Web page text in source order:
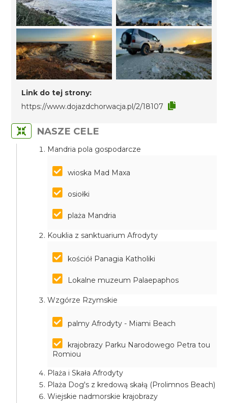
Link do tej strony:
https://www.dojazdchorwacja.pl/2/18107
NASZE CELE
Mandria pola gospodarcze
wioska Mad Maxa
osiołki
plaża Mandria
Kouklia z sanktuarium Afrodyty
kościół Panagia Katholiki
Lokalne muzeum Palaepaphos
Wzgórze Rzymskie
palmy Afrodyty - Miami Beach
krajobrazy Parku Narodowego Petra tou
Romiou
Plaża i Skała Afrodyty
Plaża Dog's z kredową skałą (Prolimnos Beach)
Wiejskie nadmorskie krajobrazy